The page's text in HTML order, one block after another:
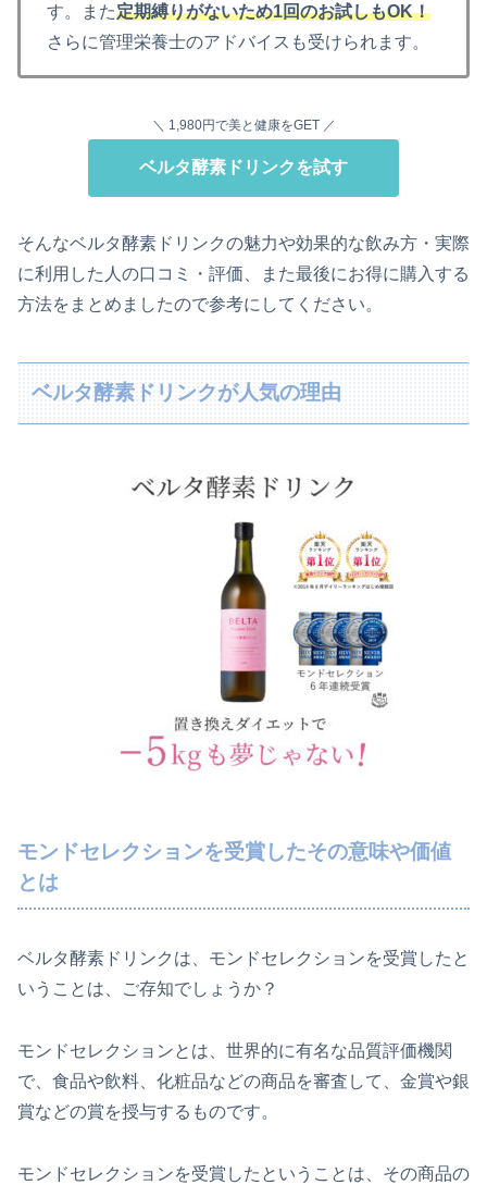
す。また定期縛りがないため1回のお試しもOK！
さらに管理栄養士のアドバイスも受けられます。
＼ 1,980円で美と健康をGET ／
ベルタ酵素ドリンクを試す
そんなベルタ酵素ドリンクの魅力や効果的な飲み方・実際
に利用した人の口コミ・評価、また最後にお得に購入する
方法をまとめましたので参考にしてください。
ベルタ酵素ドリンクが人気の理由
モンドセレクションを受賞したその意味や価値
とは
ベルタ酵素ドリンクは、モンドセレクションを受賞したと
いうことは、ご存知でしょうか？
モンドセレクションとは、世界的に有名な品質評価機関
で、食品や飲料、化粧品などの商品を審査して、金賞や銀
賞などの賞を授与するものです。
モンドセレクションを受賞したということは、その商品の